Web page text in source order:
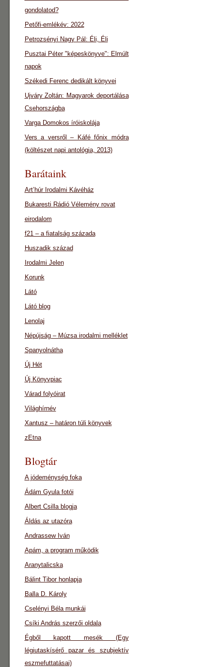
gondolatod?
Petőfi-emlékév: 2022
Petrozsényi Nagy Pál: Éli, Éli
Pusztai Péter "képeskönyve": Elmúlt
napok
Székedi Ferenc dedikált könyvei
Ujváry Zoltán: Magyarok deportálása
Csehországba
Varga Domokos íróiskolája
Vers a versről – Káfé főnix módra
(költészet napi antológia, 2013)
Barátaink
Art’húr Irodalmi Kávéház
Bukaresti Rádió Vélemény rovat
eirodalom
f21 – a fiatalság százada
Huszadik század
Irodalmi Jelen
Korunk
Látó
Látó blog
Lenolaj
Népújság – Múzsa irodalmi melléklet
Spanyolnátha
Új Hét
Új Könyvpiac
Várad folyóirat
Világhírnév
Xantusz – határon túli könyvek
zEtna
Blogtár
A jódeménység foka
Ádám Gyula fotói
Albert Csilla blogja
Áldás az utazóra
Andrassew Iván
Apám, a program működik
Aranytalicska
Bálint Tibor honlapja
Balla D. Károly
Cselényi Béla munkái
Csíki András szerzői oldala
Égből kapott mesék (Egy
légiutaskísérő pazar és szubjektív
eszmefuttatásai)